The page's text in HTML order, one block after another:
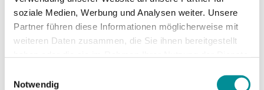
soziale Medien, Werbung und Analysen weiter. Unsere
Partner führen diese Informationen möglicherweise mit
weiteren Daten zusammen, die Sie ihnen bereitgestellt
Notwendig
unser Pikettdienst ausserhalb der normalen
Geschäftszeiten sowie an Wochenenden und
Feiertagen zur Seite. Auf Wunsch ist unser
Servicemonteur in nützlicher Frist vor Ort um die